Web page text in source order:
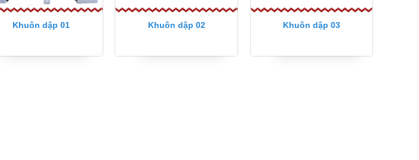
Khuôn dập 01 Khuôn dập 02 Khuôn dập 03